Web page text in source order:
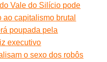
Vale do Silício pode
capitalismo brutal
poupada pela
executivo
o sexo dos robôs